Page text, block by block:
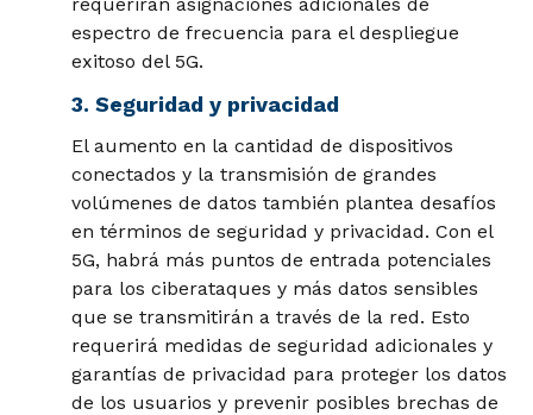
espectro de frecuencia para el despliegue
exitoso del 5G.
3. Seguridad y privacidad
El aumento en la cantidad de dispositivos
conectados y la transmisión de grandes
volúmenes de datos también plantea desafíos
en términos de seguridad y privacidad. Con el
5G, habrá más puntos de entrada potenciales
para los ciberataques y más datos sensibles
que se transmitirán a través de la red. Esto
requerirá medidas de seguridad adicionales y
garantías de privacidad para proteger los datos
de los usuarios y prevenir posibles brechas de